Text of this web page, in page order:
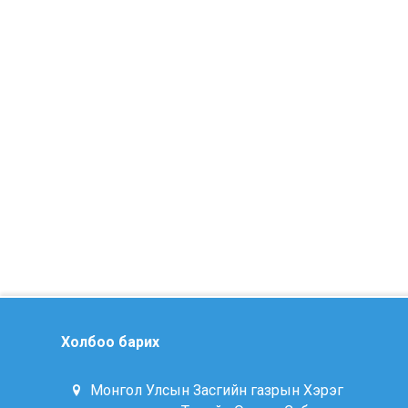
Холбоо барих
Монгол Улсын Засгийн газрын Хэрэг